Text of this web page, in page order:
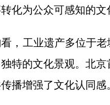
化为公众可感知的文
工业遗产多位于老
特的文化景观。北
播增强了文化认同感